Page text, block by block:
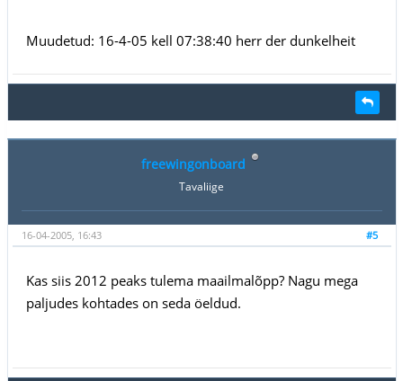
Muudetud: 16-4-05 kell 07:38:40 herr der dunkelheit
freewingonboard
Tavaliige
#5
16-04-2005, 16:43
Kas siis 2012 peaks tulema maailmalõpp? Nagu mega
paljudes kohtades on seda öeldud.